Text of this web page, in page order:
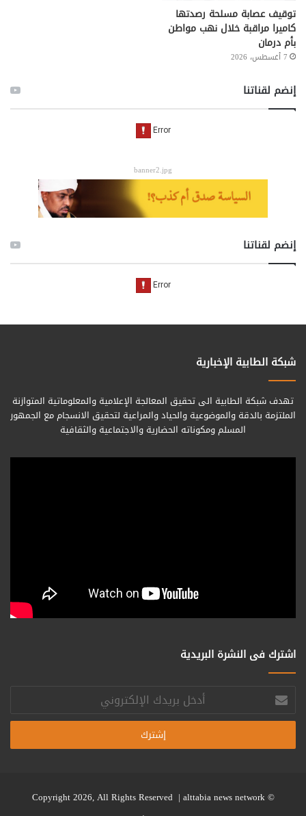
توقيف عصابة مسلحة رصدتها
كاميرا مراقبة خلال نهب مواطن
بأم درمان
7 أغسطس، 2026
إنضم لقناتنا
banner2.jpg
إنضم لقناتنا
شبكة الطابية الإخبارية
تهدف شبكة الطابية الى تحقيق المعالجة الإعلامية والمعلوماتية المتوازنة
الملتزمة بالدقة والموضوعية والحياد والمراعية لتحقيق الانسجام مع الجمهور
المسلم ومكوناته الحضارية والاجتماعية والثقافية
اشترك فى النشرة البريدية
أدخل
بريدك
الإلكتروني
© Copyright 2026, All Rights Reserved |
alttabia news network